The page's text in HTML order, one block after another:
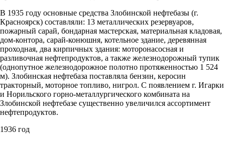
В 1935 году основные средства Злобинской нефтебазы (г.
Красноярск) составляли: 13 металлических резервуаров,
пожарный сарай, бондарная мастерская, материальная кладовая,
дом-контора, сарай-конюшня, котельное здание, деревянная
проходная, два кирпичных здания: моторонасосная и
разливочная нефтепродуктов, а также железнодорожный тупик
(однопутное железнодорожное полотно протяженностью 1 524
м). Злобинская нефтебаза поставляла бензин, керосин
тракторный, моторное топливо, нигрол. С появлением г. Игарки
и Норильского горно-металлургического комбината на
Злобинской нефтебазе существенно увеличился ассортимент
нефтепродуктов.
1936 год